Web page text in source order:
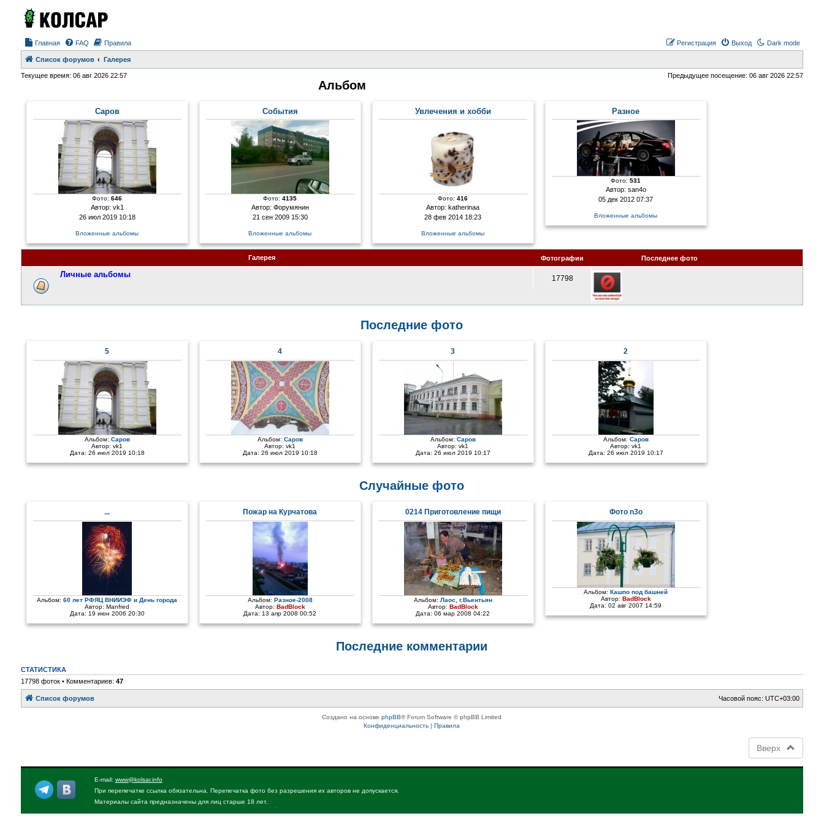
Главная Dark mode
FAQ Правила Выход
Регистрация
Список форумов Галерея
Предыдущее посещение: 06 авг 2026 22:57
Текущее время: 06 авг 2026 22:57
Альбом
Саров
Фото:646
Автор: vk1
26 июл 2019 10:18
Вложенные альбомы
События
Фото:4135
Автор: Форумянин
21 сен 2009 15:30
Вложенные альбомы
Увлечения и хобби
Фото:416
Автор:katherinaa
28 фев 2014 18:23
Вложенные альбомы
Разное
Фото:531
Автор: san4o
05 дек 2012 07:37
Вложенные альбомы
Галерея Фотографии Последнее фото
Личные альбомы 17798
Последние фото
5
Альбом: Саров
Автор:vk1
Дата: 26 июл 2019 10:18
4
Альбом: Саров
Автор:vk1
Дата: 26 июл 2019 10:18
3
Альбом: Саров
Автор:vk1
Дата: 26 июл 2019 10:17
2
Альбом: Саров
Автор:vk1
Дата: 26 июл 2019 10:17
Случайные фото
...
Альбом:60 лет РФЯЦ ВНИИЭФ и День города
Автор:Manfred
Дата: 19 июн 2006 20:30
Пожар на Курчатова
Альбом: Разное-2008
Автор: BadBlock
Дата: 13 апр 2008 00:52
0214 Приготовление пищи
Альбом: Лаос, г.Вьентьян
Автор: BadBlock
Дата: 06 мар 2008 04:22
Фото n3o
Альбом:Кашпо под башней
Автор: BadBlock
Дата: 02 авг 2007 14:59
Последние комментарии
СТАТИСТИКА
17798 фоток • Комментариев: 47
Список форумов Часовой пояс:UTC+03:00
Создано на основеphpBB® Forum Software © phpBB Limited
Конфиденциальность |Правила
Вверх
E-mail: www@kolsar.info
При перепечатке ссылка обязательна. Перепечатка фото без разрешения их авторов не допускается.
Материалы сайта предназначены для лиц старше 18 лет.